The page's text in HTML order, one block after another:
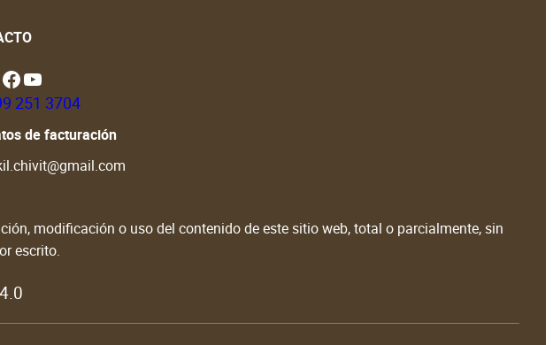
https://www.facebook.com/people/Lekil-Chivit/61579066376698/?locale=en_GB# https://www.youtube.com/@LekilChivit
251 3704
de facturación
modificación o uso del contenido de este sitio web, total o parcialmente, sin
escrito.